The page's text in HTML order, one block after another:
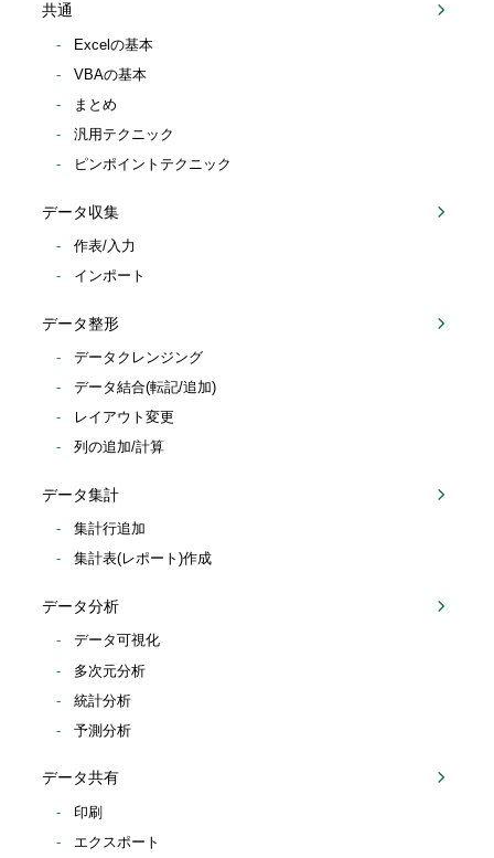
共通
Excelの基本
VBAの基本
まとめ
汎用テクニック
ピンポイントテクニック
データ収集
作表/入力
インポート
データ整形
データクレンジング
データ結合(転記/追加)
レイアウト変更
列の追加/計算
データ集計
集計行追加
集計表(レポート)作成
データ分析
データ可視化
多次元分析
統計分析
予測分析
データ共有
印刷
エクスポート